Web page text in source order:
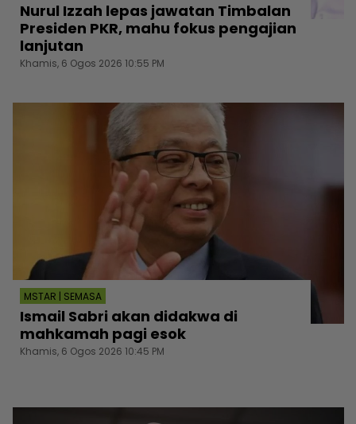
Nurul Izzah lepas jawatan Timbalan
Presiden PKR, mahu fokus pengajian
lanjutan
Khamis, 6 Ogos 2026 10:55 PM
MSTAR | SEMASA
Ismail Sabri akan didakwa di
mahkamah pagi esok
Khamis, 6 Ogos 2026 10:45 PM